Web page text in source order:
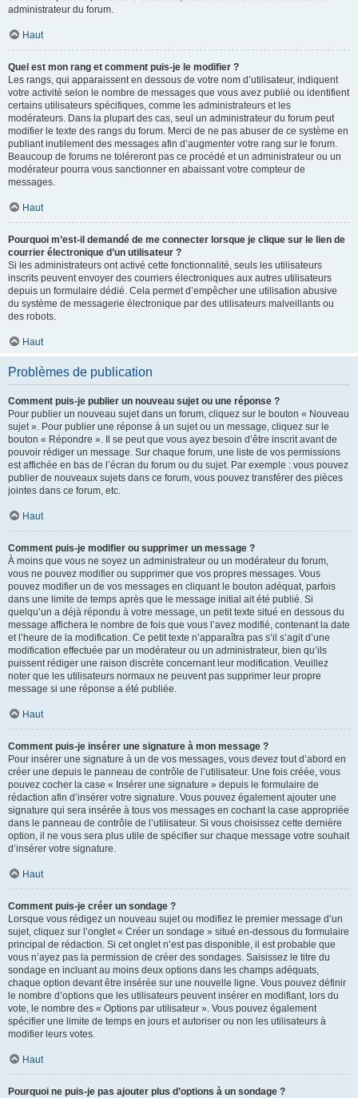
administrateur du forum.
Haut
Quel est mon rang et comment puis-je le modifier ?
Les rangs, qui apparaissent en dessous de votre nom d’utilisateur, indiquent
votre activité selon le nombre de messages que vous avez publié ou identifient
certains utilisateurs spécifiques, comme les administrateurs et les
modérateurs. Dans la plupart des cas, seul un administrateur du forum peut
modifier le texte des rangs du forum. Merci de ne pas abuser de ce système en
publiant inutilement des messages afin d’augmenter votre rang sur le forum.
Beaucoup de forums ne toléreront pas ce procédé et un administrateur ou un
modérateur pourra vous sanctionner en abaissant votre compteur de
messages.
Haut
Pourquoi m’est-il demandé de me connecter lorsque je clique sur le lien de
courrier électronique d’un utilisateur ?
Si les administrateurs ont activé cette fonctionnalité, seuls les utilisateurs
inscrits peuvent envoyer des courriers électroniques aux autres utilisateurs
depuis un formulaire dédié. Cela permet d’empêcher une utilisation abusive
du système de messagerie électronique par des utilisateurs malveillants ou
des robots.
Haut
Problèmes de publication
Comment puis-je publier un nouveau sujet ou une réponse ?
Pour publier un nouveau sujet dans un forum, cliquez sur le bouton « Nouveau
sujet ». Pour publier une réponse à un sujet ou un message, cliquez sur le
bouton « Répondre ». Il se peut que vous ayez besoin d’être inscrit avant de
pouvoir rédiger un message. Sur chaque forum, une liste de vos permissions
est affichée en bas de l’écran du forum ou du sujet. Par exemple : vous pouvez
publier de nouveaux sujets dans ce forum, vous pouvez transférer des pièces
jointes dans ce forum, etc.
Haut
Comment puis-je modifier ou supprimer un message ?
À moins que vous ne soyez un administrateur ou un modérateur du forum,
vous ne pouvez modifier ou supprimer que vos propres messages. Vous
pouvez modifier un de vos messages en cliquant le bouton adéquat, parfois
dans une limite de temps après que le message initial ait été publié. Si
quelqu’un a déjà répondu à votre message, un petit texte situé en dessous du
message affichera le nombre de fois que vous l’avez modifié, contenant la date
et l’heure de la modification. Ce petit texte n’apparaîtra pas s’il s’agit d’une
modification effectuée par un modérateur ou un administrateur, bien qu’ils
puissent rédiger une raison discrète concernant leur modification. Veuillez
noter que les utilisateurs normaux ne peuvent pas supprimer leur propre
message si une réponse a été publiée.
Haut
Comment puis-je insérer une signature à mon message ?
Pour insérer une signature à un de vos messages, vous devez tout d’abord en
créer une depuis le panneau de contrôle de l’utilisateur. Une fois créée, vous
pouvez cocher la case « Insérer une signature » depuis le formulaire de
rédaction afin d’insérer votre signature. Vous pouvez également ajouter une
signature qui sera insérée à tous vos messages en cochant la case appropriée
dans le panneau de contrôle de l’utilisateur. Si vous choisissez cette dernière
option, il ne vous sera plus utile de spécifier sur chaque message votre souhait
d’insérer votre signature.
Haut
Comment puis-je créer un sondage ?
Lorsque vous rédigez un nouveau sujet ou modifiez le premier message d’un
sujet, cliquez sur l’onglet « Créer un sondage » situé en-dessous du formulaire
principal de rédaction. Si cet onglet n’est pas disponible, il est probable que
vous n’ayez pas la permission de créer des sondages. Saisissez le titre du
sondage en incluant au moins deux options dans les champs adéquats,
chaque option devant être insérée sur une nouvelle ligne. Vous pouvez définir
le nombre d’options que les utilisateurs peuvent insérer en modifiant, lors du
vote, le nombre des « Options par utilisateur ». Vous pouvez également
spécifier une limite de temps en jours et autoriser ou non les utilisateurs à
modifier leurs votes.
Haut
Pourquoi ne puis-je pas ajouter plus d’options à un sondage ?